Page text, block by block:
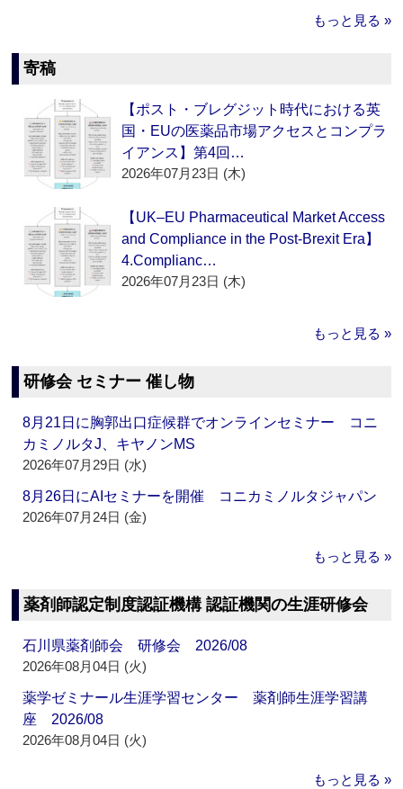
もっと見る »
寄稿
【ポスト・ブレグジット時代における英
国・EUの医薬品市場アクセスとコンプラ
イアンス】第4回…
2026年07月23日 (木)
【UK–EU Pharmaceutical Market Access
and Compliance in the Post-Brexit Era】
4.Complianc…
2026年07月23日 (木)
もっと見る »
研修会 セミナー 催し物
8月21日に胸郭出口症候群でオンラインセミナー コニ
カミノルタJ、キヤノンMS
2026年07月29日 (水)
8月26日にAIセミナーを開催 コニカミノルタジャパン
2026年07月24日 (金)
もっと見る »
薬剤師認定制度認証機構 認証機関の生涯研修会
石川県薬剤師会 研修会 2026/08
2026年08月04日 (火)
薬学ゼミナール生涯学習センター 薬剤師生涯学習講
座 2026/08
2026年08月04日 (火)
もっと見る »